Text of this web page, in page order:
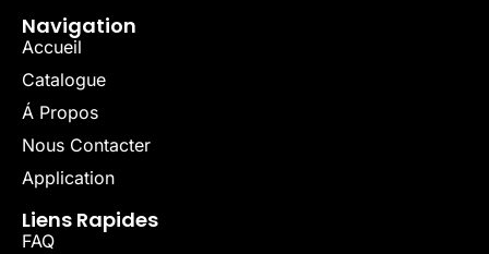
Navigation
Accueil
Catalogue
Á Propos
Nous Contacter
Application
Liens Rapides
FAQ